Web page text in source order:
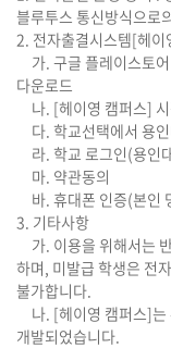
블루투스 통신방식으로
2. 전자출결시스템[헤이
가. 구글 플레이스토
다운로드
나. [헤이영 캠퍼스]
다. 학교선택에서 용
라. 학교 로그인(용인
마. 약관동의
바. 휴대폰 인증(본인
3. 기타사항
가. 이용을 위해서는
하며, 미발급 학생은 전
불가합니다.
나. [헤이영 캠퍼스]는
개발되었습니다.